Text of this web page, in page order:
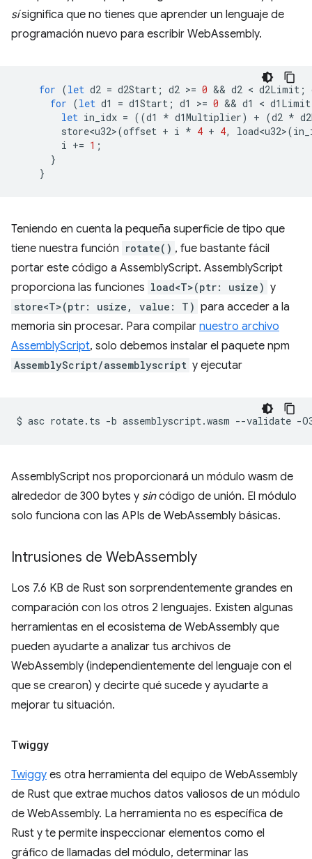
sísignifica que no tienes que aprender un lenguaje de
programación nuevo para escribir WebAssembly.
for (let d2 = d2Start ; d2 >= 0 && d2 < d2Limit ;
for (let d1 = d1Start ; d1 >= 0 && d1 < d1Limit
let in_idx = ((d1 * d1Multiplier) + (d2 *
store<u32>(offset + i * 4 + 4, load<u32>(
i += 1 ;
}
}
Teniendo en cuenta la pequeña superficie de tipo que
tiene nuestra función rotate() , fue bastante fácil
portar este código a AssemblyScript. AssemblyScript
proporciona las funciones load<T>(ptr: usize) y
store<T>(ptr: usize, value: T) para acceder a la
memoria sin procesar. Para compilar nuestro archivo
AssemblyScript, solo debemos instalar el paquete npm
AssemblyScript/assemblyscript y ejecutar
$ asc rotate.ts -b assemblyscript.wasm --validate
AssemblyScript nos proporcionará un módulo wasm de
alrededor de 300 bytes y sincódigo de unión. El módulo
solo funciona con las APIs de WebAssembly básicas.
Intrusiones de WebAssembly
Los 7.6 KB de Rust son sorprendentemente grandes en
comparación con los otros 2 lenguajes. Existen algunas
herramientas en el ecosistema de WebAssembly que
pueden ayudarte a analizar tus archivos de
WebAssembly (independientemente del lenguaje con el
que se crearon) y decirte qué sucede y ayudarte a
mejorar tu situación.
Twiggy
Twiggy es otra herramienta del equipo de WebAssembly
de Rust que extrae muchos datos valiosos de un módulo
de WebAssembly. La herramienta no es específica de
Rust y te permite inspeccionar elementos como el
gráfico de llamadas del módulo, determinar las